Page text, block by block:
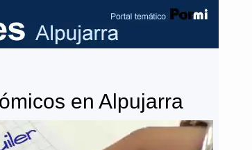
en Alpujarra